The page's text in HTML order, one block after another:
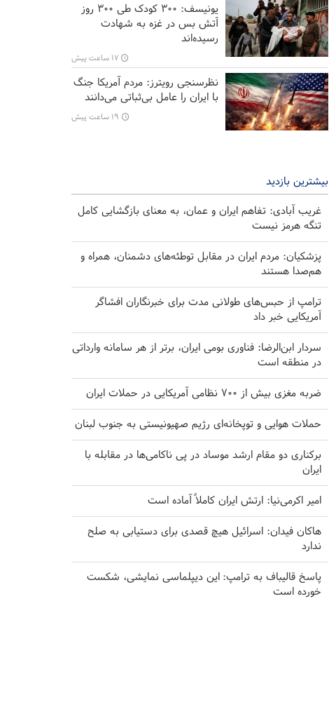
یونیسف: ۳۰۰ کودک طی ۳۰۰ روز
آتش بس در غزه به شهادت
رسیده‌اند
۱۷ ساعت پیش
نظرسنجی رویترز: مردم آمریکا جنگ
با ایران را عامل بی‌ثباتی می‌دانند
۱۹ ساعت پیش
بیشترین بازدید
غریب آبادی: تفاهم ایران و عمان، به معنای بازگشایی کامل
تنگه هرمز نیست
پزشکیان: مردم ایران در مقابل توطئه‌های دشمنان، همراه و
هم‌صدا هستند
ترامپ از حبس‌های طولانی مدت برای خبرنگاران افشاگر
آمریکایی خبر داد
سردار ابن‌الرضا: فناوری بومی ایران، برتر از هر سامانه وارداتی
در منطقه است
ضربه مغزی بیش از ۷۰۰ نظامی آمریکایی در حملات ایران
حملات هوایی و توپخانه‌ای رژیم صهیونیستی به جنوب لبنان
برکناری دو مقام ارشد موساد در پی ناکامی‌ها در مقابله با
ایران
امیر اکرمی‌نیا: ارتش ایران کاملاً آماده است
هاکان فیدان: اسرائیل هیچ قصدی برای دستیابی به صلح
ندارد
پاسخ قالیباف به ترامپ: این دیپلماسی نمایشی، شکست
خورده است